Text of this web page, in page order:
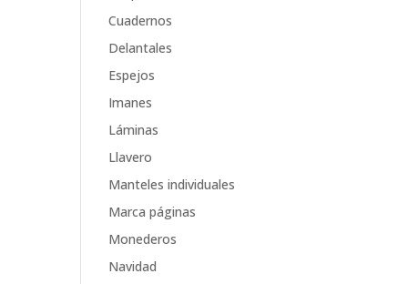
Cuadernos
Delantales
Espejos
Imanes
Láminas
Llavero
Manteles individuales
Marca páginas
Monederos
Navidad